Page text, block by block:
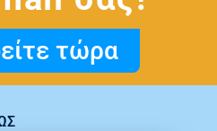
τώρα